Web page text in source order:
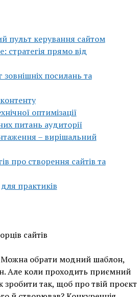
пульт керування сайтом
стратегія прямо від
посилань та
оптимізації
питань аудиторії
– вирішальний
про створення сайтів та
практиків
сайтів
Можна обрати модний шаблон,
Але коли проходить приємний
зробити так, щоб про твій проєкт